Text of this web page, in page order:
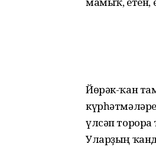
Йөрәк-ҡан
үлсәп
Уларҙың